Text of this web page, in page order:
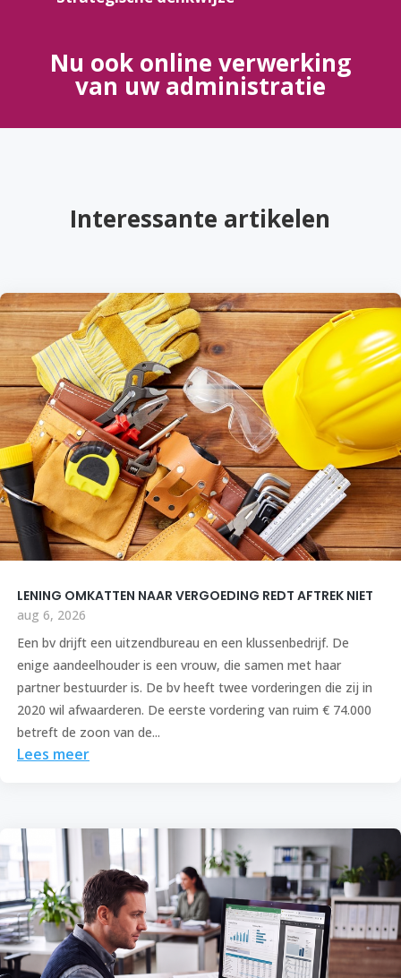
Nu ook online verwerking
van uw administratie
Interessante artikelen
LENING OMKATTEN NAAR VERGOEDING REDT AFTREK NIET
aug 6, 2026
Een bv drijft een uitzendbureau en een klussenbedrijf. De
enige aandeelhouder is een vrouw, die samen met haar
partner bestuurder is. De bv heeft twee vorderingen die zij in
2020 wil afwaarderen. De eerste vordering van ruim € 74.000
betreft de zoon van de...
Lees meer